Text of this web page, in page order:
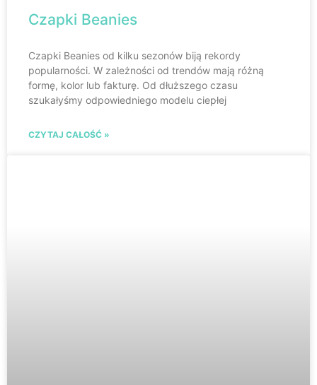
Czapki Beanies
Czapki Beanies od kilku sezonów biją rekordy
popularności. W zależności od trendów mają różną
formę, kolor lub fakturę. Od dłuższego czasu
szukałyśmy odpowiedniego modelu ciepłej
CZYTAJ CAŁOŚĆ »